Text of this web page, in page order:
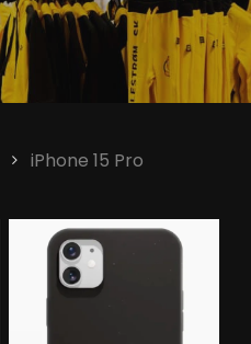
iPhone 15 Pro